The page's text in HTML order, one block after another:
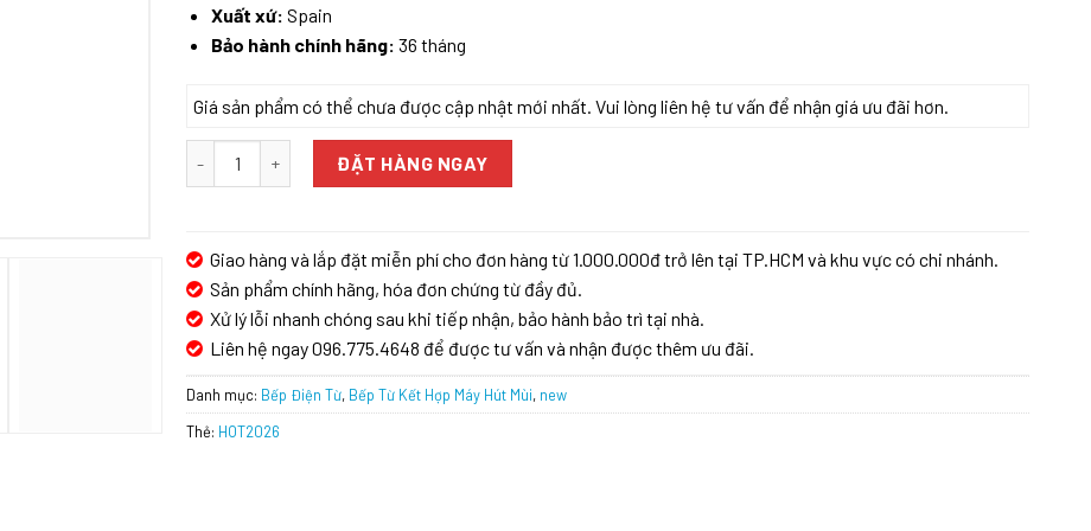
Xuất xứ: Spain
Bảo hành chính hãng: 36 tháng
Giá sản phẩm có thể chưa được cập nhật mới nhất. Vui lòng liên hệ tư vấn để nhận giá ưu đãi hơn.
BẾP TỪ KẾT HỢP HÚT MÙI BOSCH PVQ731F15E SERIE 6 BỐN VÙNG NẤU số lượng
ĐẶT HÀNG NGAY
Giao hàng và lắp đặt miễn phí cho đơn hàng từ 1.000.000đ trở lên tại TP.HCM và khu vực có chi nhánh.
Sản phẩm chính hãng, hóa đơn chứng từ đầy đủ.
Xử lý lỗi nhanh chóng sau khi tiếp nhận, bảo hành bảo trì tại nhà.
Liên hệ ngay 096.775.4648 để được tư vấn và nhận được thêm ưu đãi.
Danh mục: Bếp Điện Từ, Bếp Từ Kết Hợp Máy Hút Mùi, new
Thẻ: HOT2026